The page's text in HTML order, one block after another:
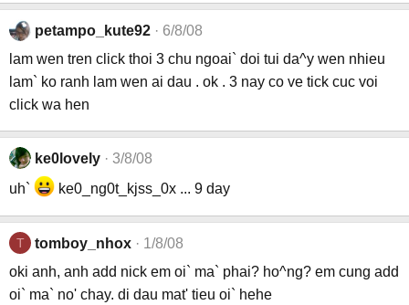
petampo_kute92
6/8/08
lam wen tren click thoi 3 chu ngoai` doi tui da^y wen nhieu
lam` ko ranh lam wen ai dau . ok . 3 nay co ve tick cuc voi
click wa hen
ke0lovely
3/8/08
uh`
ke0_ng0t_kjss_0x ... 9 day
T tomboy_nhox
1/8/08
oki anh, anh add nick em oi` ma` phai? ho^ng? em cung add
oi` ma` no' chay. di dau mat' tieu oi` hehe